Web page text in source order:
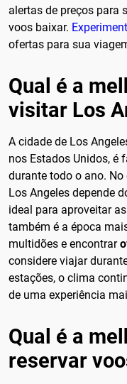
alertas de preços para
voos baixar.
ofertas para sua
Qual é a
visitar Los
A cidade de Los
nos Estados Unidos, é
durante todo o ano.
Los Angeles depende
ideal para aproveitar
também é a época
multidões e encontrar
considere viajar
estações, o clima
de uma experiência
Qual é a
reservar